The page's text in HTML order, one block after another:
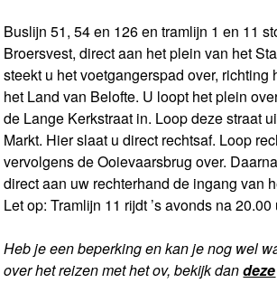
Buslijn 51, 54 en 126 en tramlijn 1 en 11
Broersvest, direct aan het plein van het
steekt u het voetgangerspad over, richting
het Land van Belofte. U loopt het plein
de Lange Kerkstraat in. Loop deze straat
Markt. Hier slaat u direct rechtsaf. Loop
vervolgens de Ooievaarsbrug over.
direct aan uw rechterhand de ingang van
Let op: Tramlijn 11 rijdt ’s avonds na 20.00
Heb je een beperking en kan je nog wel
over het reizen met het ov, bekijk dandeze